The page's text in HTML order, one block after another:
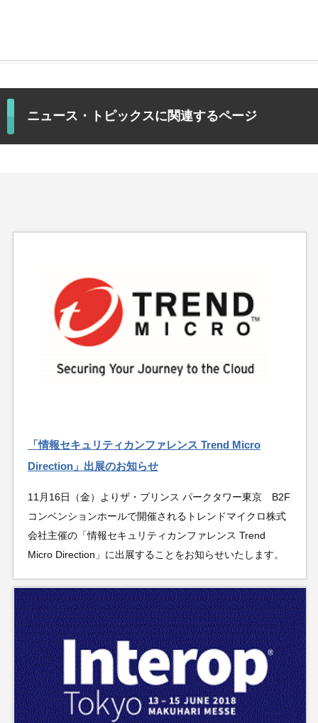
ニュース・トピックスに関連するページ
「情報セキュリティカンファレンス Trend Micro
Direction」出展のお知らせ
11月16日（金）よりザ・プリンス パークタワー東京 B2F
コンベンションホールで開催されるトレンドマイクロ株式
会社主催の「情報セキュリティカンファレンス Trend
Micro Direction」に出展することをお知らせいたします。